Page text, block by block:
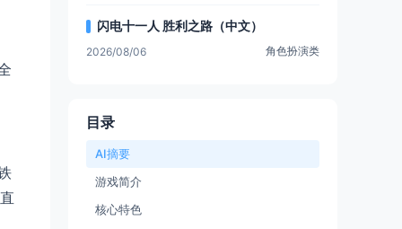
闪电十一人 胜利之路（中文）
2026/08/06 角色扮演类
目录
AI摘要
游戏简介
核心特色